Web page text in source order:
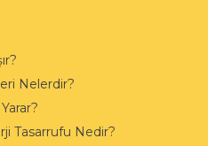
Nelerdir?
Tasarrufu Nedir?